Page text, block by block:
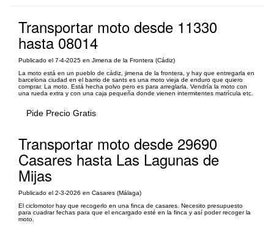
Transportar moto desde 11330
hasta 08014
Publicado el 7-4-2025 en Jimena de la Frontera (Cádiz)
La moto está en un pueblo de cádiz, jimena de la frontera, y hay que entregarla en
barcelona ciudad en el barrio de sants es una moto vieja de enduro que quiero
comprar. La moto. Está hecha polvo pero es para arreglarla. Vendría la moto con
una rueda extra y con una caja pequeña donde vienen intermitentes matrícula etc.
Pide Precio Gratis
Transportar moto desde 29690
Casares hasta Las Lagunas de
Mijas
Publicado el 2-3-2026 en Casares (Málaga)
El ciclomotor hay que recogerlo en una finca de casares. Necesito presupuesto
para cuadrar fechas para que el encargado esté en la finca y así poder recoger la
moto.